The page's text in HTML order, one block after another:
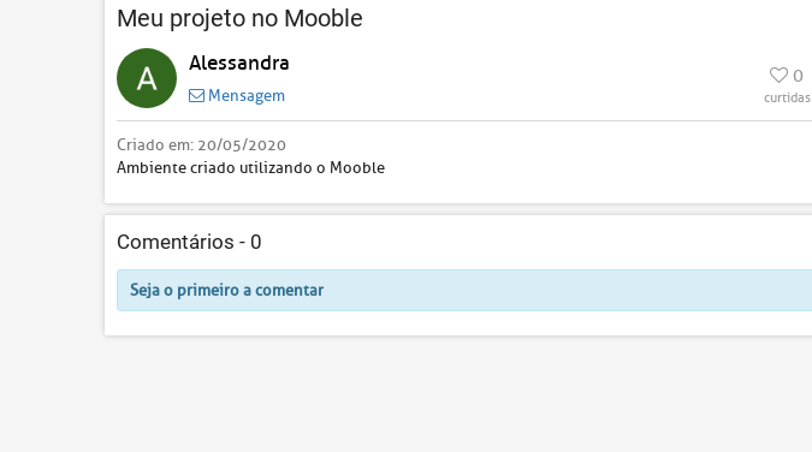
Meu projeto no Mooble
Alessandra
Mensagem
0
curtidas
Criado em: 20/05/2020
Ambiente criado utilizando o Mooble
Comentários - 0
Seja o primeiro a comentar